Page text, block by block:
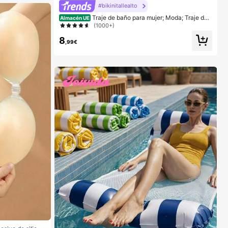
#bikinitallealto
Almacén UE Traje de baño para mujer; Moda; Traje de
baño de dos piezas morado; Playa de verano; Conjunt
(1000+)
8 ,99€